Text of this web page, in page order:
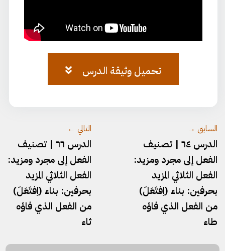
تحميل وثيقة الدرس
السابق →
الدرس ٦٤ | تصنيف
الفعل إلى مجرد ومزيد:
الفعل الثلاثي المزيد
بحرفين: بناء (اِفتَعَلَ)
من الفعل الذي فاؤه
طاء
التالي ←
الدرس ٦٦ | تصنيف
الفعل إلى مجرد ومزيد:
الفعل الثلاثي المزيد
بحرفين: بناء (اِفتَعَلَ)
من الفعل الذي فاؤه
ثاء